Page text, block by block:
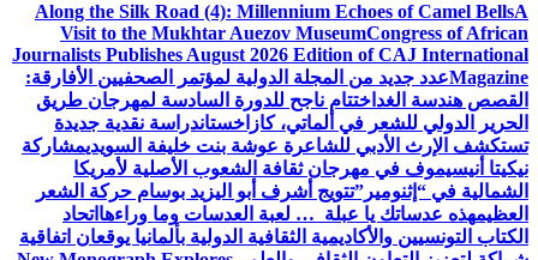
Along the Silk Road (4): Millennium Echoes of Camel BellsA
Visit to the Mukhtar Auezov MuseumCongress of African
Journalists Publishes August 2026 Edition of CAJ International
Magazineعدد جديد من المجلة الدولية لمؤتمر الصحفيين الأفارقة:
القصص هندسة الغد اختتام ناجح للدورة السادسة لمهرجان طريق
الحرير الدولي للشعر في ألماتي، كازاخستاندراسة نقدية جديدة
تستكشف الإرث الأدبي للشاعرة عوشة بنت خليفة السويديمشاركة
نيكيتا أنيسيموف في مهرجان ثقافة الشعوب الأصلية لأمريكا
الشمالية في “إثنومير”تتويج أشرف أبو اليزيد بوسام حركة الشعر
العظيمهذه عدساتك يا عبلة … لعبة العدسات وما وراءها اتحاد
الكتاب التونسيين والأكاديمية الثقافية الدولية بألمانيا يوقعان اتفاقية